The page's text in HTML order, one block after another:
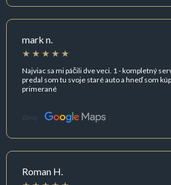
mark n.
Najviac sa mi páčili dve veci. 1 - kompletný
predal som tu svoje staré auto a hneď som
primerané
Zdroj:
Roman H.